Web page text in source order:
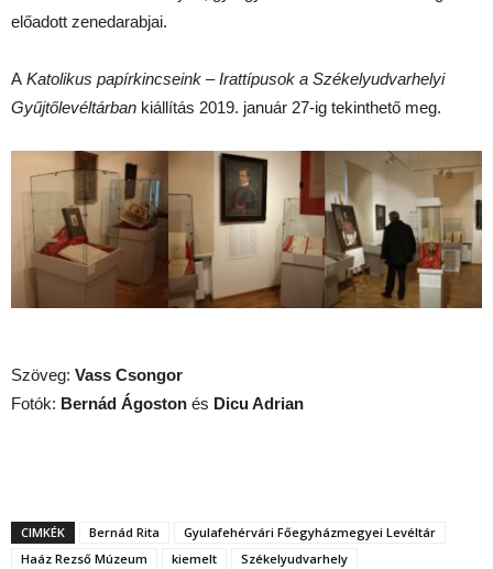
előadott zenedarabjai.
A Katolikus papírkincseink –Irattípusok a Székelyudvarhelyi
Gyűjtőlevéltárban kiállítás 2019. január 27-ig tekinthető meg.
Szöveg: Vass Csongor
Fotók: Bernád Ágoston és Dicu Adrian
CIMKÉK Bernád Rita
Gyulafehérvári Főegyházmegyei Levéltár
Haáz Rezső Múzeum
kiemelt Székelyudvarhely